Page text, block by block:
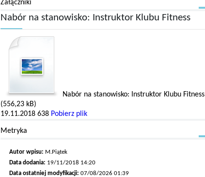
Nabór na stanowisko: Instruktor Klubu Fitness
Załączniki
Nabór na stanowisko: Instruktor Klubu Fitness
(556,23 kB)
19.11.2018638 Pobierz plik
Metryka
Autor wpisu: M.Piątek
Data dodania: 19/11/2018 14:20
Data ostatniej modyfikacji: 07/08/2026 01:39